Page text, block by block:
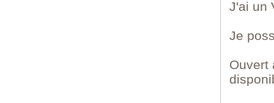
J'ai un
Je
Ouvert